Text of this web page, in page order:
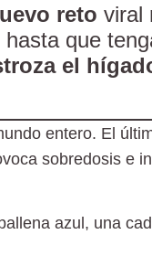
reto viral
hasta que
el
entero. El
sobredosis e
azul, una